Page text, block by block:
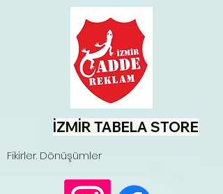
İZMİR TABELA STORE
Fikirler. Dönüşümler